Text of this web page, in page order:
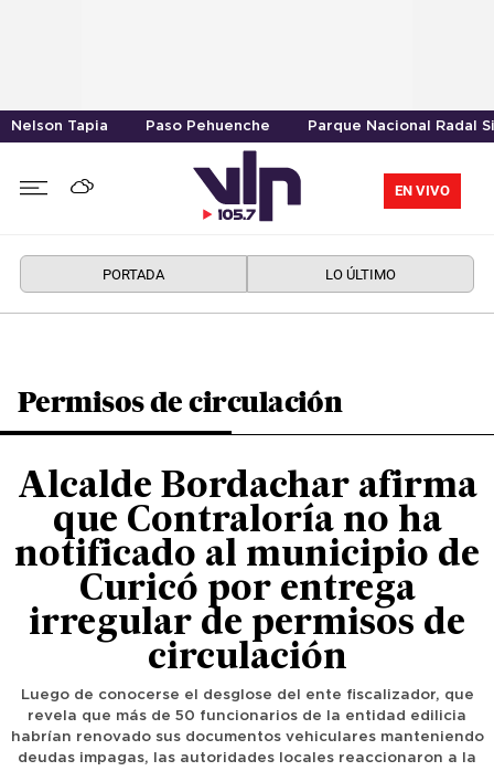
Nelson Tapia Paso Pehuenche Parque Nacional Radal
EN VIVO
PORTADA LO ÚLTIMO
Permisos de circulación
Alcalde Bordachar afirma
que Contraloría no ha
notificado al municipio de
Curicó por entrega
irregular de permisos de
circulación
Luego de conocerse el desglose del ente fiscalizador, que
revela que más de 50 funcionarios de la entidad edilicia
habrían renovado sus documentos vehiculares manteniendo
deudas impagas, las autoridades locales reaccionaron a la